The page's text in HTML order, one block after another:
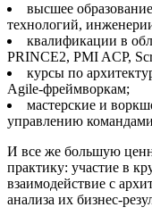
высшее
технологий,
квалификации в
PRINCE2, PMI ACP,
курсы по
Agile-фреймворкам;
мастерские и
управлению
И все же большую
практику: участие в
взаимодействие с
анализа их бизнес-